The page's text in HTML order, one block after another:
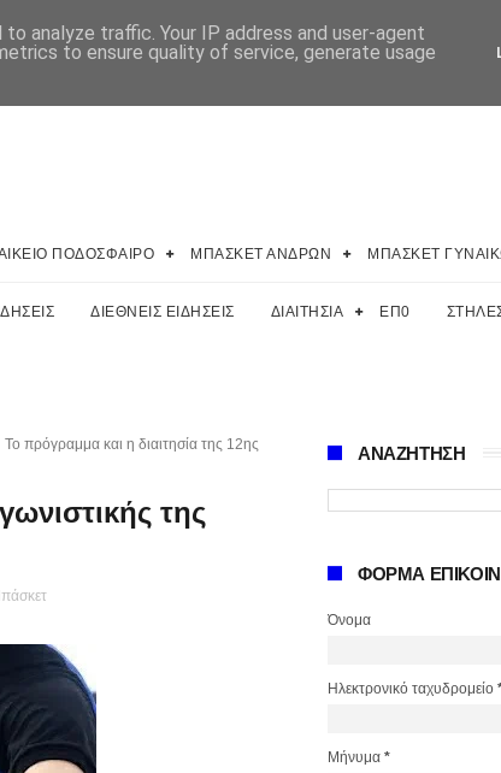
ΠΟΔΟΣΦΑΙΡΟ ΜΠΑΣΚΕΤ ΑΝΔΡΩΝ ΜΠΑΣΚΕΤ
ΔΙΕΘΝΕΙΣ ΕΙΔΗΣΕΙΣ ΔΙΑΙΤΗΣΙΑ ΕΠ0
Το πρόγραμμα και η διαιτησία της 12ης
της
ΑΝΑΖΗΤΗΣΗ
ΦΟΡΜΑ
Όνομα
Ηλεκτρονικό ταχυδρομείο
Μήνυμα *
analyze traffic. Your IP address and user-agent
to ensure quality of service, generate usage